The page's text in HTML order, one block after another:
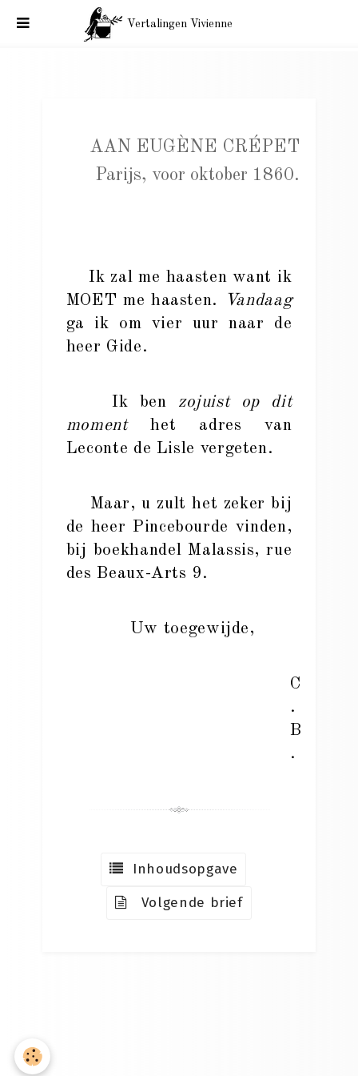
Vertalingen Vivienne
AAN EUGÈNE CRÉPET
Parijs, voor oktober 1860.
Ik zal me haasten want ik
MOET me haasten.
Vandaag
ga ik om vier uur naar de
heer Gide.
Ik ben zojuist op dit
momenthet adres van
Leconte de Lisle vergeten.
Maar, u zult het zeker bij
de heer Pincebourde vinden,
bij boekhandel Malassis, rue
des Beaux-Arts 9.
Uw toegewijde,
C
.
B
.
Inhoudsopgave
Volgende brief